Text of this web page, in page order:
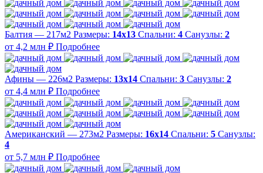
Балтия — 217м2 Размеры: 14х13 Спальни: 4 Санузлы: 2
от 4,2 млн ₽ Подробнее
Афины — 226м2 Размеры: 13х14 Спальни: 3 Санузлы: 2
от 4,4 млн ₽ Подробнее
Американский — 273м2 Размеры: 16х14 Спальни: 5 Санузлы:
4
от 5,7 млн ₽ Подробнее